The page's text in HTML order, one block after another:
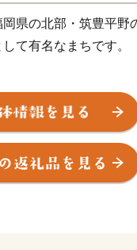
県の北部・筑豊平野
て有名なまちです。
代表される豊かな自
咲き誇ります。また
降は石炭業や鉄工業
歴史も息づいていま
。あなたの温かいご支